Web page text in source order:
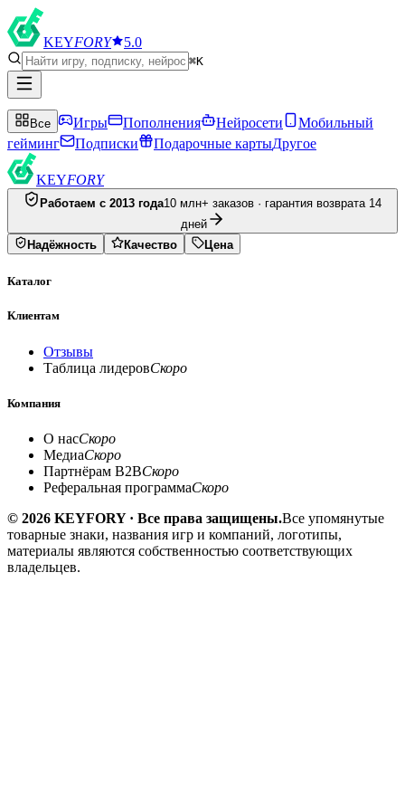
KEYFORY 5.0
⌘K
Все Игры Пополнения Нейросети
Мобильный
гейминг
Подписки Подарочные картыДругое
KEYFORY
Работаем с 2013 года10 млн+ заказов · гарантия возврата 14
дней
Надёжность
Качество Цена
Каталог
Клиентам
Отзывы
Таблица лидеровСкоро
Компания
О насСкоро
МедиаСкоро
Партнёрам B2BСкоро
Реферальная программаСкоро
© 2026 KEYFORY · Все права защищены.Все упомянутые
товарные знаки, названия игр и компаний, логотипы,
материалы являются собственностью соответствующих
владельцев.